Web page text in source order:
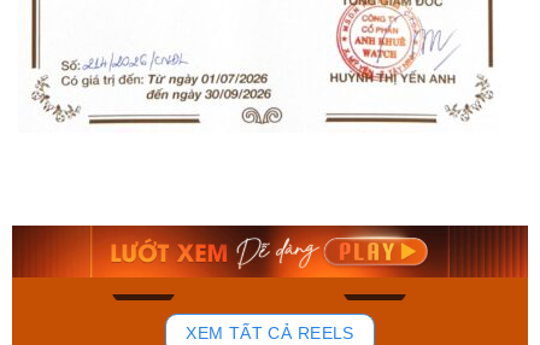
150
Mua ngay Mua ngay
XEM TẤT CẢ REELS